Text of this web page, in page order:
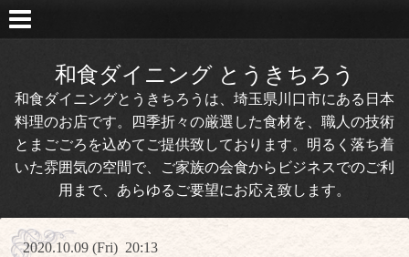
和食ダイニング とうきちろう
和食ダイニングとうきちろうは、埼玉県川口市にある日本
料理のお店です。四季折々の厳選した食材を、職人の技術
とまごごろを込めてご提供致しております。明るく落ち着
いた雰囲気の空間で、ご家族の会食からビジネスでのご利
用まで、あらゆるご要望にお応え致します。
2020.10.09 (Fri) 20:13